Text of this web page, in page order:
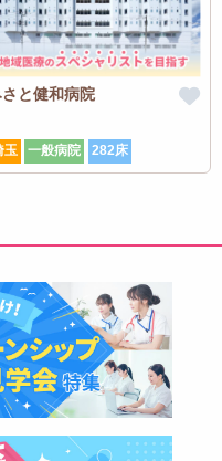
と健和病院
玉 一般病院 282床